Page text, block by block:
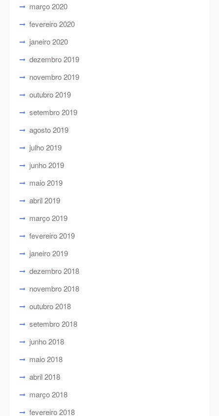
março 2020
fevereiro 2020
janeiro 2020
dezembro 2019
novembro 2019
outubro 2019
setembro 2019
agosto 2019
julho 2019
junho 2019
maio 2019
abril 2019
março 2019
fevereiro 2019
janeiro 2019
dezembro 2018
novembro 2018
outubro 2018
setembro 2018
junho 2018
maio 2018
abril 2018
março 2018
fevereiro 2018